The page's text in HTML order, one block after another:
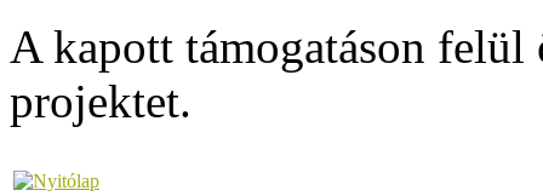
A kapott támogatáson
projektet.